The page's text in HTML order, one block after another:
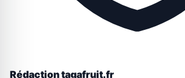
Rédaction tagafruit.fr